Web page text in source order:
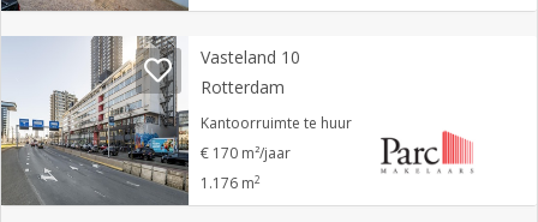
adverteren
Registreren
Login
Vasteland 10
Rotterdam
Kantoorruimte te huur
€ 170 m²/jaar
1.176 m2